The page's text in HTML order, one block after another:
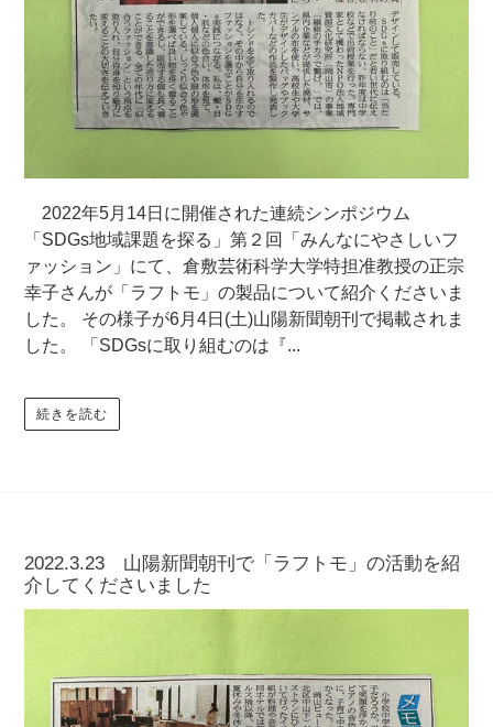
2022年5月14日に開催された連続シンポジウム
「SDGs地域課題を探る」第２回「みんなにやさしいフ
ァッション」にて、倉敷芸術科学大学特担准教授の正宗
幸子さんが「ラフトモ」の製品について紹介くださいま
した。 その様子が6月4日(土)山陽新聞朝刊で掲載されま
した。 「SDGsに取り組むのは『...
続きを読む
2022.3.23 山陽新聞朝刊で「ラフトモ」の活動を紹
介してくださいました